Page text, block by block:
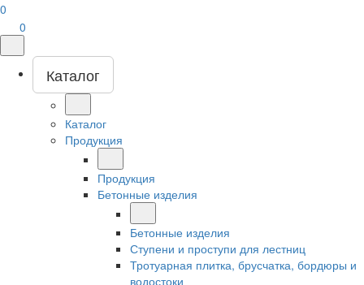
0
0
Каталог
Каталог
Продукция
Продукция
Бетонные изделия
Бетонные изделия
Ступени и проступи для лестниц
Тротуарная плитка, брусчатка, бордюры и
водостоки